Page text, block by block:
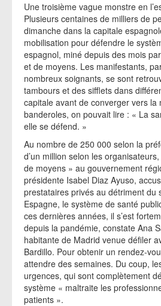
Une troisième vague monstre en
Plusieurs centaines de milliers de
dimanche dans la capitale
mobilisation pour défendre le
espagnol, miné depuis des mois
et de moyens. Les manifestants,
nombreux soignants, se sont
tambours et des sifflets dans
capitale avant de converger vers la
banderoles, on pouvait lire : « La
elle se défend. »
Au nombre de 250 000 selon la
d’un million selon les
de moyens » au gouvernement
présidente Isabel Diaz Ayuso,
prestataires privés au détriment du
Espagne, le système de santé
ces dernières années, il s’est
depuis la pandémie, constate Ana
habitante de Madrid venue défiler
Bardillo. Pour obtenir un rendez-
attendre des semaines. Du coup,
urgences, qui sont complètement
système « maltraite les
patients ».